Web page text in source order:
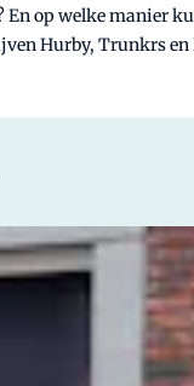
op welke manier
Hurby, Trunkrs